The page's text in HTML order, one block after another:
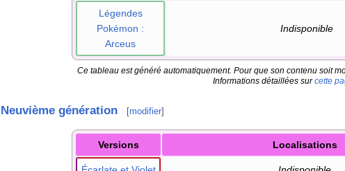
Légendes
Pokémon :
Arceus
Indisponible
Ce tableau est généré automatiquement. Pour que son contenu soit
Informations détaillées surcette
Neuvième génération [modifier]
Versions Localisations